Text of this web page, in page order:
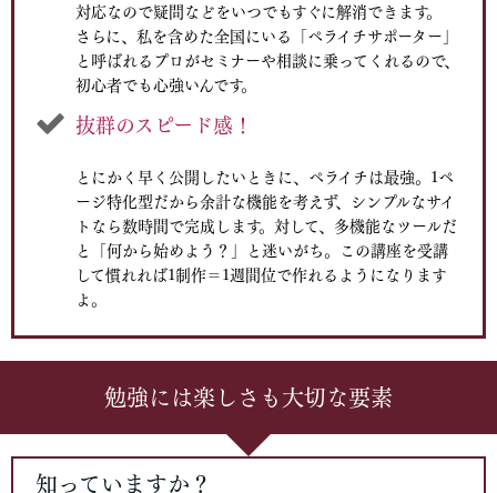
対応なので疑問などをいつでもすぐに解消できます。
さらに、私を含めた全国にいる「ペライチサポーター」
と呼ばれるプロがセミナーや相談に乗ってくれるので、
初心者でも心強いんです。
抜群のスピード感！
とにかく早く公開したいときに、ペライチは最強。1ペ
ージ特化型だから余計な機能を考えず、シンプルなサイ
トなら数時間で完成します。対して、多機能なツールだ
と「何から始めよう？」と迷いがち。この講座を受講
して慣れれば1制作＝1週間位で作れるようになります
よ。
勉強には楽しさも大切な要素
知っていますか？